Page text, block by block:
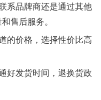
品牌商还是通过其他
售后服务。
价格，选择性价比高
发货时间，退换货政